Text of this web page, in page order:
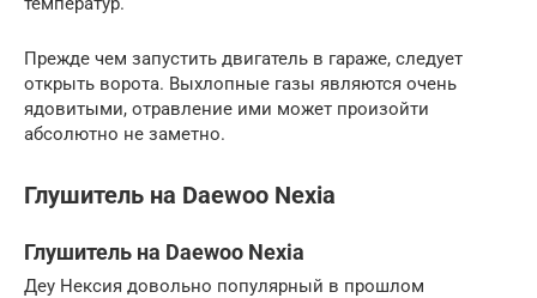
Прежде чем запустить двигатель в гараже, следует
открыть ворота. Выхлопные газы являются очень
ядовитыми, отравление ими может произойти
абсолютно не заметно.
Глушитель на Daewoo Nexia
Глушитель на Daewoo Nexia
Деу Нексия довольно популярный в прошлом